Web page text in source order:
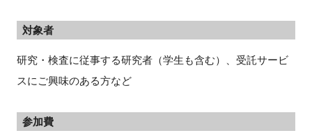
対象者
研究・検査に従事する研究者（学生も含む）、受託サービ
スにご興味のある方など
参加費